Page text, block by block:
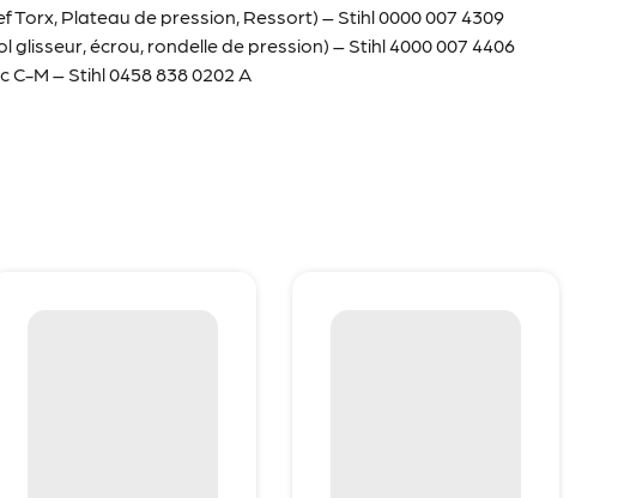
Torx, Plateau de pression, Ressort) – Stihl 0000 007 4309
glisseur, écrou, rondelle de pression) – Stihl 4000 007 4406
C-M – Stihl 0458 838 0202 A